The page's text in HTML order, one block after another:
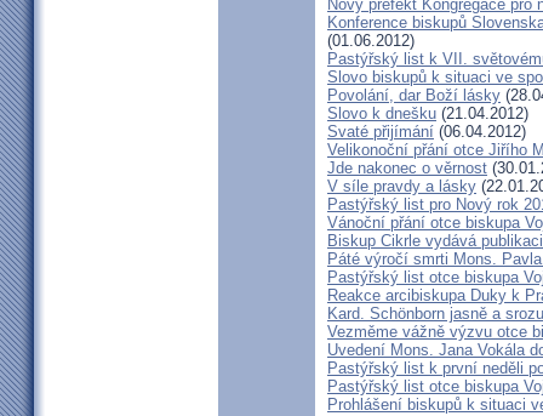
Nový prefekt Kongregace pro
Konference biskupů
(01.06.2012)
Pastýřský list k VII.
Slovo biskupů k situaci ve
Povolání, dar Boží lásky
Slovo k dnešku (21.04.2012)
Svaté přijímání (06.04.2012)
Velikonoční přání otce Jiřího
Jde nakonec o věrnost
V síle pravdy a lásky
Pastýřský list pro Nový rok
Vánoční přání otce biskupa
Biskup Cikrle vydává
Páté výročí smrti Mons.
Pastýřský list otce biskupa
Reakce arcibiskupa Duky k
Kard. Schönborn jasně a
Vezměme vážně výzvu otce
Uvedení Mons. Jana Vokála
Pastýřský list k první neděli
Pastýřský list otce biskupa
Prohlášení biskupů k situaci